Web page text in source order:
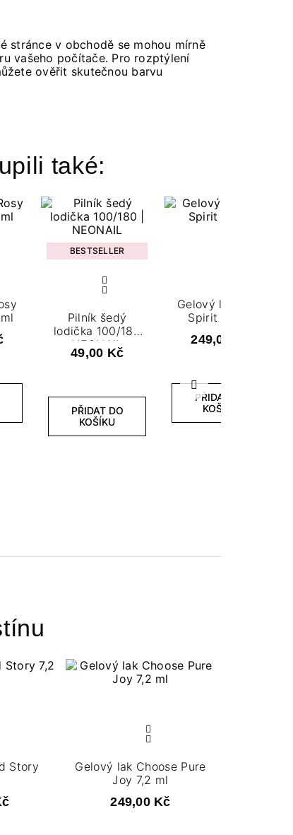
stránce v obchodě se mohou mírně
vašeho počítače. Pro rozptýlení
ověřit skutečnou barvu
také:
Další
BESTSELLER
Pilník šedý
lodička 100/180
NEONAIL
49,00 Kč
PŘIDAT DO
KOŠÍKU
Gelový lak Love
Spirit 7,2 ml
249,00 Kč
PŘIDAT DO
KOŠÍKU
Story
Gelový lak Choose Pure
Joy 7,2 ml
249,00 Kč